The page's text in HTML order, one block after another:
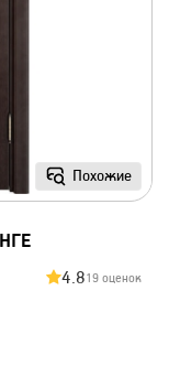
Похожие
4.819 оценок